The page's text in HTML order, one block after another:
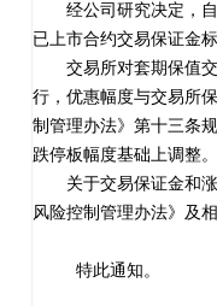
经公司研究决定，
已上市合约交易保证金
交易所对套期保值
行，优惠幅度与交易所
制管理办法》第十三条
跌停板幅度基础上调整。
关于交易保证金和
风险控制管理办法》及
特此通知。